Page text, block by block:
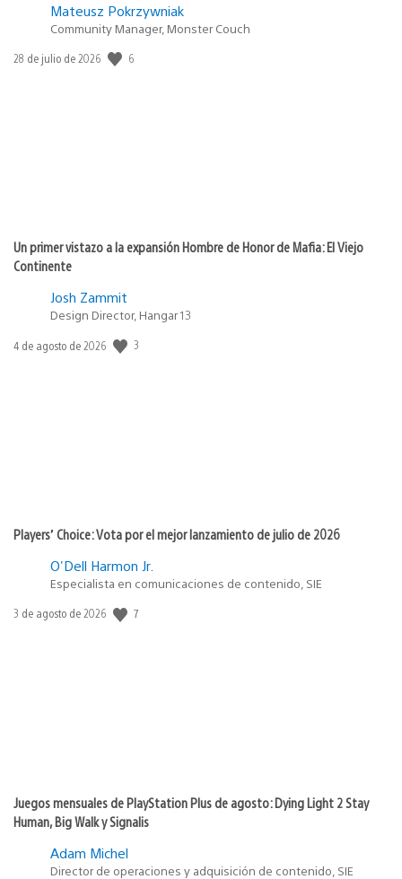
Mateusz Pokrzywniak
Community Manager, Monster Couch
Fecha
28 de julio de 2026 6
Un primer vistazo a la expansión Hombre de Honor de Mafia: El Viejo
Continente
Josh Zammit
Design Director, Hangar 13
Fecha
4 de agosto de 2026 3
Players’ Choice: Vota por el mejor lanzamiento de julio de 2026
O'Dell Harmon Jr.
Especialista en comunicaciones de contenido, SIE
Fecha
3 de agosto de 2026 7
Juegos mensuales de PlayStation Plus de agosto: Dying Light 2 Stay
Human, Big Walk y Signalis
Adam Michel
Director de operaciones y adquisición de contenido, SIE